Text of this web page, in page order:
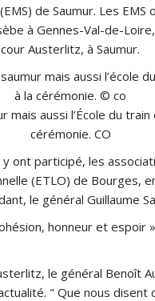
de Saumur. Les
à Gennes-Val-de-
cour Austerlitz, à Saumur.
mais aussi l’École du
cérémonie. CO
ont participé, les
(ETLO) de Bourges,
le général Guillaume
honneur et espoir »
le général Benoît
Que nous disent